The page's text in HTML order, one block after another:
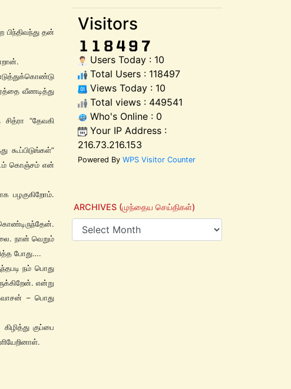
தன்
வீணடித்து
“தேவகி
கொஞ்சம் என்
பழகுகிறோம்.
நான் வெறும்
போது….
நம் பொது
என்று
– பொது
குப்பை
Visitors
Users Today : 10
Total Users : 118497
Views Today : 10
Total views : 449541
Who's Online : 0
Your IP Address :
216.73.216.153
Powered By WPS Visitor Counter
ARCHIVES (முந்தைய செய்திகள்)